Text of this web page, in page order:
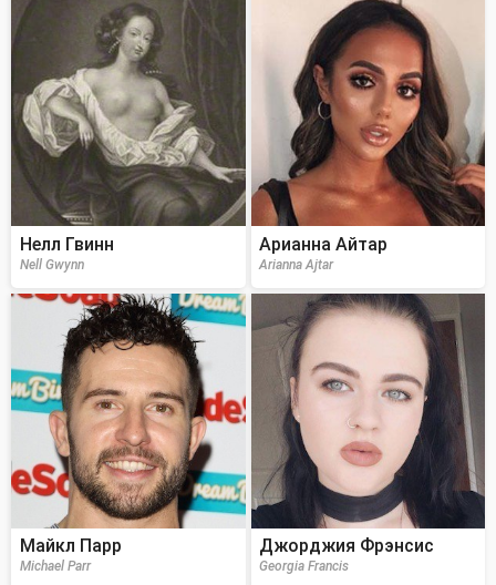
Нелл Гвинн
Nell Gwynn
Арианна Айтар
Arianna Ajtar
Майкл Парр
Michael Parr
Джорджия Фрэнсис
Georgia Francis